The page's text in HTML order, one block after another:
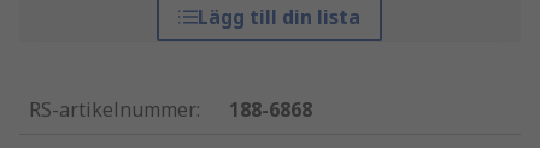
Lägg till din lista
RS-artikelnummer:
188-6868